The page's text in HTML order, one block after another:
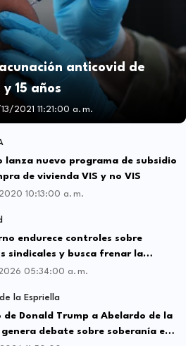
anticovid de
15 años
2021 11:21:00 a. m.
lanza nuevo programa de subsidio
de vivienda VIS y no VIS
10:13:00 a. m.
endurece controles sobre
sindicales y busca frenar la
laboral ilegal
05:34:00 a. m.
la Espriella
de Donald Trump a Abelardo de la
genera debate sobre soberanía e